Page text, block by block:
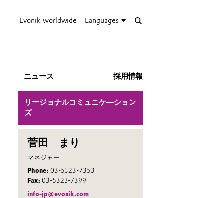
Evonik worldwide Languages
ニュース 採用情報
リージョナルコミュニケ―ション
ズ
菅田 まり
マネジャー
Phone: 03-5323-7353
Fax: 03-5323-7399
info-jp@evonik.com